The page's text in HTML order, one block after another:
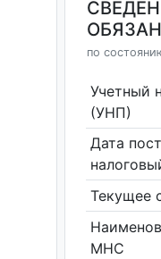
по
Учетный
(УНП)
Дата
Текущее
МНС